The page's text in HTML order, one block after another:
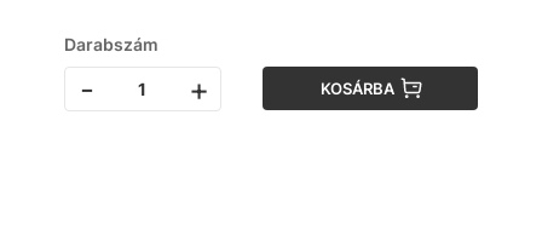
Darabszám
- + KOSÁRBA